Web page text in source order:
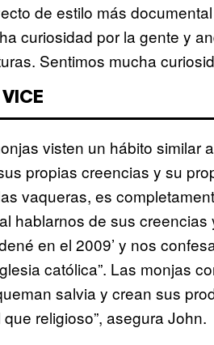
de estilo más
curiosidad por la gente y
Sentimos mucha
visten un hábito similar
propias creencias y su
vaqueras, es
hablarnos de sus
en el 2009’ y nos
católica”. Las monjas
salvia y crean sus
religioso”, asegura John.